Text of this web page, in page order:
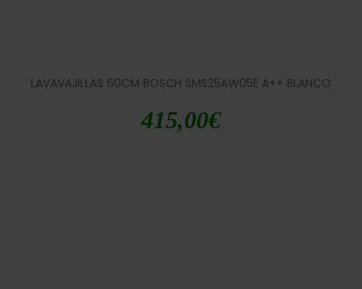
LAVAVAJILLAS 60CM BOSCH SMS25AW05E A++ BLANCO
415,00€